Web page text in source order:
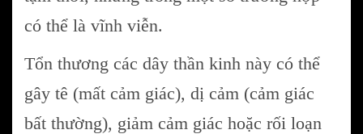
có thể là vĩnh viễn.
Tổn thương các dây thần kinh này có thể
gây tê (mất cảm giác), dị cảm (cảm giác
bất thường), giảm cảm giác hoặc rối loạn